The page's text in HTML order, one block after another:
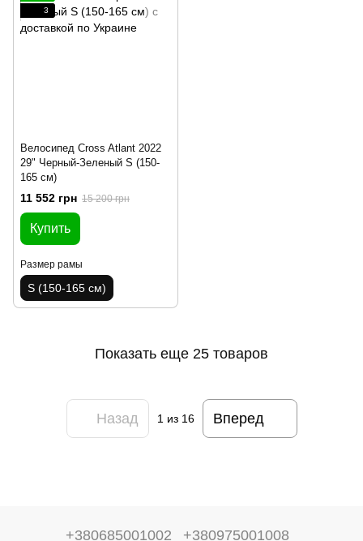
3
Велосипед Cross Atlant 2022
29" Черный-Зеленый S (150-
165 см)
11 552 грн 15 200 грн
Купить
Размер рамы
S (150-165 см)
Показать еще 25 товаров
Назад 1 из 16 Вперед
+380685001002 +380975001008